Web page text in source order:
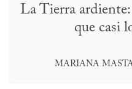
La Tierra
que casi
MARIANA